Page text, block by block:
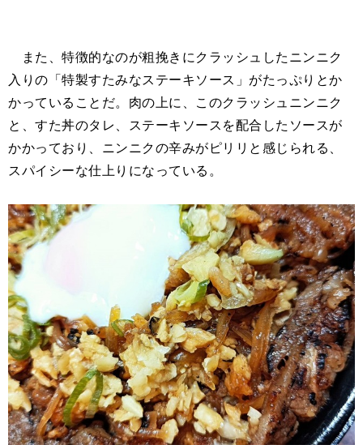
また、特徴的なのが粗挽きにクラッシュしたニンニク
入りの「特製すたみなステーキソース」がたっぷりとか
かっていることだ。肉の上に、このクラッシュニンニク
と、すた丼のタレ、ステーキソースを配合したソースが
かかっており、ニンニクの辛みがピリリと感じられる、
スパイシーな仕上りになっている。